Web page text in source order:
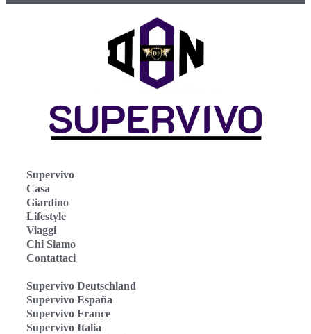
Supervivo
Casa
Giardino
Lifestyle
Viaggi
Chi Siamo
Contattaci
Supervivo Deutschland
Supervivo España
Supervivo France
Supervivo Italia